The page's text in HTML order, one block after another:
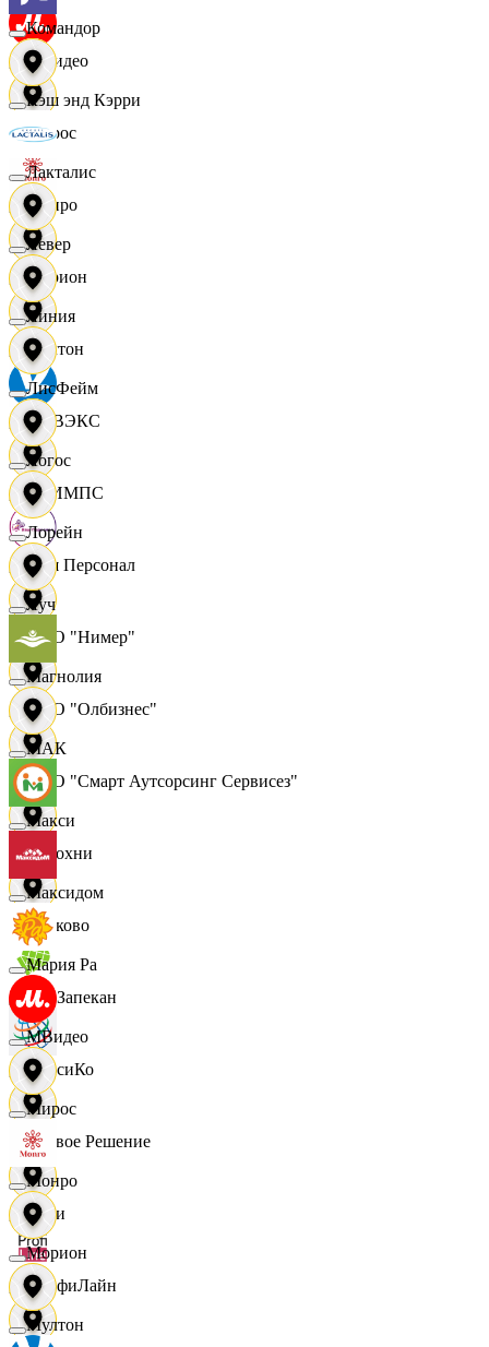
МВидео
Мирос
Монро
Морион
Мултон
НОВЭКС
ОЛИМПС
Ваш Персонал
ООО "Нимер"
ООО "Олбизнес"
ООО "Смарт Аутсорсинг Сервисез"
Отдохни
Очаково
ПанЗапекан
ПепсиКо
Первое Решение
Пери
ПрофиЛайн
Командор
Кэш энд Кэрри
Лакталис
Левер
Линия
ЛисФейм
Логос
Лорейн
Луч
Магнолия
МАК
Макси
Максидом
Мария Ра
МВидео
Мирос
Монро
Морион
Мултон